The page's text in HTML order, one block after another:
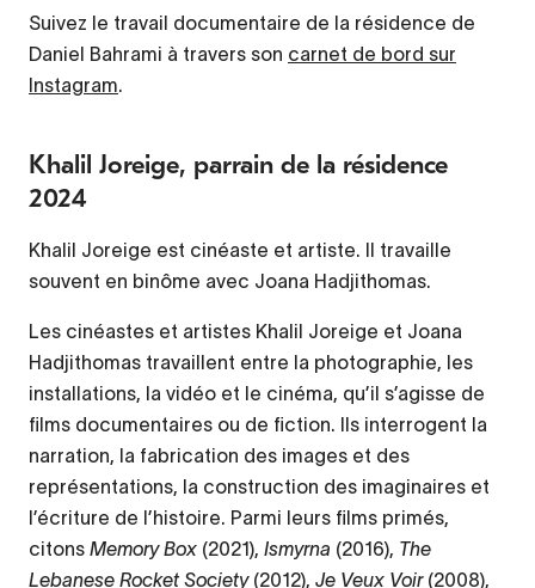
Suivez le travail documentaire de la résidence de
Daniel Bahrami à travers son carnet de bord sur
Instagram.
Khalil Joreige, parrain de la résidence
2024
Khalil Joreige est cinéaste et artiste. Il travaille
souvent en binôme avec Joana Hadjithomas.
Les cinéastes et artistes Khalil Joreige et Joana
Hadjithomas travaillent entre la photographie, les
installations, la vidéo et le cinéma, qu’il s’agisse de
films documentaires ou de fiction. Ils interrogent la
narration, la fabrication des images et des
représentations, la construction des imaginaires et
l’écriture de l’histoire. Parmi leurs films primés,
citons Memory Box (2021), Ismyrna (2016), The
Lebanese Rocket Society(2012), Je Veux Voir(2008),